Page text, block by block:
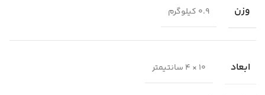
وزن 0.9 کیلوگرم
ابعاد 10 × 4 سانتیمتر